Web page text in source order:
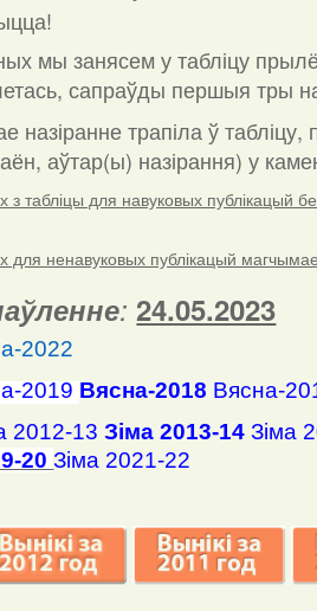
мы занясем у табліцу
сапраўды першыя тры
назіранне трапіла ў
аўтар(ы) назірання) у
табліцы для навуковых публікацый
ненавуковых публікацый
: 24.05.2023
2022
2019 Вясна-2018 Вясна-
2012-13 Зіма 2013-14 Зіма
20Зіма 2021-22